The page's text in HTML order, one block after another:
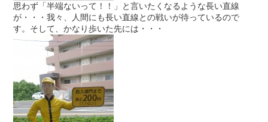
思わず「半端ないって！！」と言いたくなるような長い直線
が・・・我々、人間にも長い直線との戦いが待っているので
す。そして、かなり歩いた先には・・・